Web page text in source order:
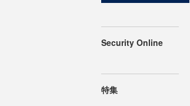
Security Online
特集